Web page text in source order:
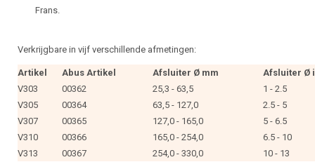
Frans.
Verkrijgbare in vijf verschillende afmetingen:
Artikel Abus Artikel Afsluiter Ø mm
Afsluiter Ø
V303
00362 25,3 - 63,5
1 - 2.5
V305
00364 63,5 - 127,0
2.5 - 5
V307
00365 127,0 - 165,0
5 - 6.5
V310
00366 165,0 - 254,0
6.5 - 10
V313
00367 254,0 - 330,0 10 - 13